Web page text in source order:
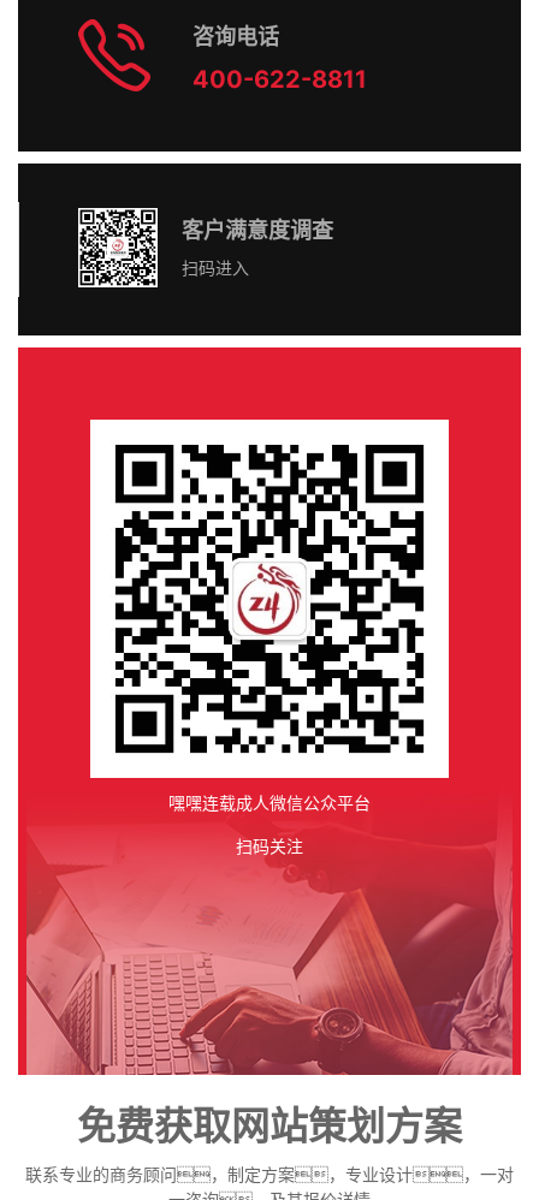
咨询电话
400-622-8811
客户满意度调查
扫码进入
嘿嘿连载成人微信公众平台
扫码关注
免费获取网站策划方案
联系专业的商务顾问，制定方案，专业设计，一对